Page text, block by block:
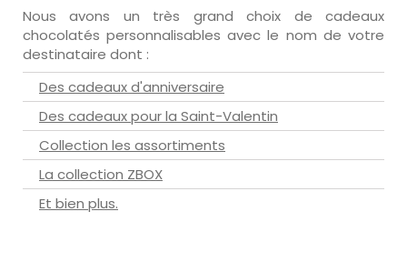
Nous avons un très grand choix de cadeaux
chocolatés personnalisables avec le nom de votre
destinataire dont :
Des cadeaux d'anniversaire
Des cadeaux pour la Saint-Valentin
Collection les assortiments
La collection ZBOX
Et bien plus.